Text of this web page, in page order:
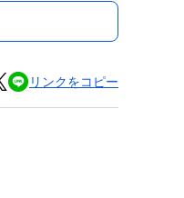
リンクをコピー